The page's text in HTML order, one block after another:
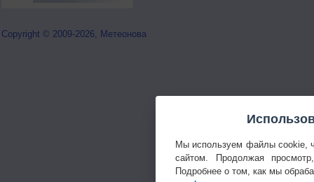
Copyright © 2009-2026, Метеонова
Мы используем файлы cookie,
сайтом. Продолжая
Подробнее о том, как мы